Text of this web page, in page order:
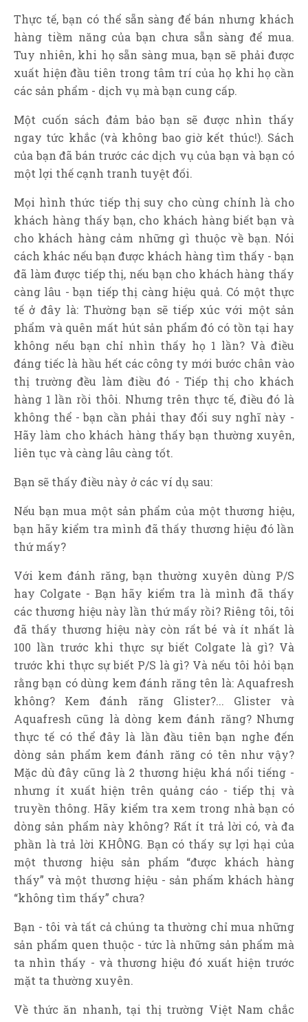
Thực tế, bạn có thể sẵn sàng để bán nhưng khách
hàng tiềm năng của bạn chưa sẵn sàng để mua.
Tuy nhiên, khi họ sẵn sàng mua, bạn sẽ phải được
xuất hiện đầu tiên trong tâm trí của họ khi họ cần
các sản phẩm - dịch vụ mà bạn cung cấp.
Một cuốn sách đảm bảo bạn sẽ được nhìn thấy
ngay tức khắc (và không bao giờ kết thúc!). Sách
của bạn đã bán trước các dịch vụ của bạn và bạn có
một lợi thế cạnh tranh tuyệt đối.
Mọi hình thức tiếp thị suy cho cùng chính là cho
khách hàng thấy bạn, cho khách hàng biết bạn và
cho khách hàng cảm những gì thuộc về bạn. Nói
cách khác nếu bạn được khách hàng tìm thấy - bạn
đã làm được tiếp thị, nếu bạn cho khách hàng thấy
càng lâu - bạn tiếp thị càng hiệu quả. Có một thực
tế ở đây là: Thường bạn sẽ tiếp xúc với một sản
phẩm và quên mất hút sản phẩm đó có tồn tại hay
không nếu bạn chỉ nhìn thấy họ 1 lần? Và điều
đáng tiếc là hầu hết các công ty mới bước chân vào
thị trường đều làm điều đó - Tiếp thị cho khách
hàng 1 lần rồi thôi. Nhưng trên thực tế, điều đó là
không thể - bạn cần phải thay đổi suy nghĩ này -
Hãy làm cho khách hàng thấy bạn thường xuyên,
liên tục và càng lâu càng tốt.
Bạn sẽ thấy điều này ở các ví dụ sau:
Nếu bạn mua một sản phẩm của một thương hiệu,
bạn hãy kiểm tra mình đã thấy thương hiệu đó lần
thứ mấy?
Với kem đánh răng, bạn thường xuyên dùng P/S
hay Colgate - Bạn hãy kiểm tra là mình đã thấy
các thương hiệu này lần thứ mấy rồi? Riêng tôi, tôi
đã thấy thương hiệu này còn rất bé và ít nhất là
100 lần trước khi thực sự biết Colgate là gì? Và
trước khi thực sự biết P/S là gì? Và nếu tôi hỏi bạn
rằng bạn có dùng kem đánh răng tên là: Aquafresh
không? Kem đánh răng Glister?... Glister và
Aquafresh cũng là dòng kem đánh răng? Nhưng
thực tế có thể đây là lần đầu tiên bạn nghe đến
dòng sản phẩm kem đánh răng có tên như vậy?
Mặc dù đây cũng là 2 thương hiệu khá nổi tiếng -
nhưng ít xuất hiện trên quảng cáo - tiếp thị và
truyền thông. Hãy kiểm tra xem trong nhà bạn có
dòng sản phẩm này không? Rất ít trả lời có, và đa
phần là trả lời KHÔNG. Bạn có thấy sự lợi hại của
một thương hiệu sản phẩm “được khách hàng
thấy” và một thương hiệu - sản phẩm khách hàng
“không tìm thấy” chưa?
Bạn - tôi và tất cả chúng ta thường chỉ mua những
sản phẩm quen thuộc - tức là những sản phẩm mà
ta nhìn thấy - và thương hiệu đó xuất hiện trước
mặt ta thường xuyên.
Về thức ăn nhanh, tại thị trường Việt Nam chắc